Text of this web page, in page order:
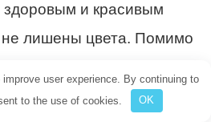
здоровым и красивым
не лишены цвета. Помимо
яркие насыщенные
user experience. By continuing to
to the use of cookies.
OK